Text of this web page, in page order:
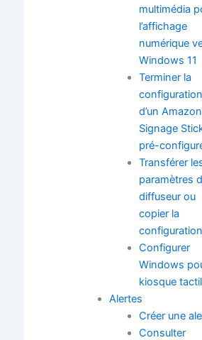
multimédia
l’affichage
numérique
Windows 11
Terminer la
configuration
d’un Amazon
Signage
pré-
Transférer
paramètres
diffuseur ou
copier la
configuration
Configurer
Windows
kiosque
Alertes
Créer une
Consulter